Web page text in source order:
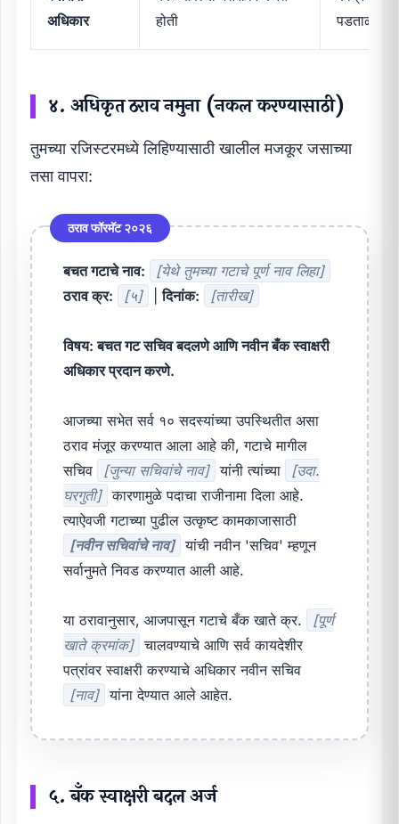
अधिकार
होती
पडताळणी
४. अधिकृत ठराव नमुना (नकल करण्यासाठी)
तुमच्या रजिस्टरमध्ये लिहिण्यासाठी खालील मजकूर जसाच्या
तसा वापरा:
ठराव फॉरमॅट २०२६
बचत गटाचे नाव:
[येथे तुमच्या गटाचे पूर्ण नाव लिहा]
ठराव क्र:
[५] |दिनांक: [तारीख]
विषय: बचत गट सचिव बदलणे आणि नवीन बँक स्वाक्षरी
अधिकार प्रदान करणे.
आजच्या सभेत सर्व १० सदस्यांच्या उपस्थितीत असा
ठराव मंजूर करण्यात आला आहे की, गटाचे मागील
सचिव
[जुन्या सचिवांचे नाव] यांनी त्यांच्या
[उदा.
घरगुती] कारणामुळे पदाचा राजीनामा दिला आहे.
त्याऐवजी गटाच्या पुढील उत्कृष्ट कामकाजासाठी
[नवीन सचिवांचे नाव] यांची नवीन 'सचिव' म्हणून
सर्वानुमते निवड करण्यात आली आहे.
या ठरावानुसार, आजपासून गटाचे बँक खाते क्र.
[पूर्ण
खाते क्रमांक] चालवण्याचे आणि सर्व कायदेशीर
पत्रांवर स्वाक्षरी करण्याचे अधिकार नवीन सचिव
[नाव] यांना देण्यात आले आहेत.
५. बँक स्वाक्षरी बदल अर्ज